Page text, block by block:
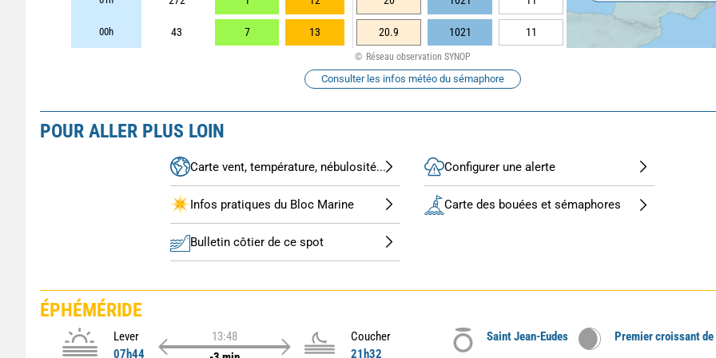
00h 43 7 13 20.9 1021 11
Réseau observation SYNOP
Consulter les infos météo du sémaphore
POUR ALLER PLUS LOIN
Carte vent, température, nébulosité...
Infos pratiques du Bloc Marine
Bulletin côtier de ce spot
Configurer une alerte
Carte des bouées et sémaphores
ÉPHÉMÉRIDE
Lever
07h44
13:48
Coucher
21h32
Saint Jean-Eudes Premier croissant de